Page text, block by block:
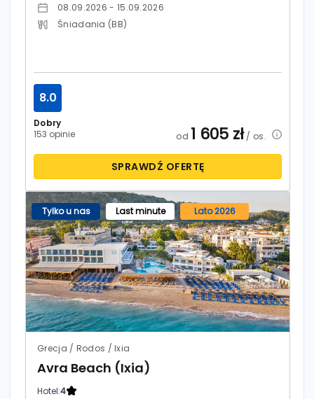
08.09.2026 - 15.09.2026
Śniadania (BB)
Dobry
153 opinie
8.0
od 1 605 zł/ os.
SPRAWDŹ OFERTĘ
Tylko u nas Last minute Lato 2026
Grecja / Rodos / Ixia
Avra Beach (Ixia)
Hotel:4